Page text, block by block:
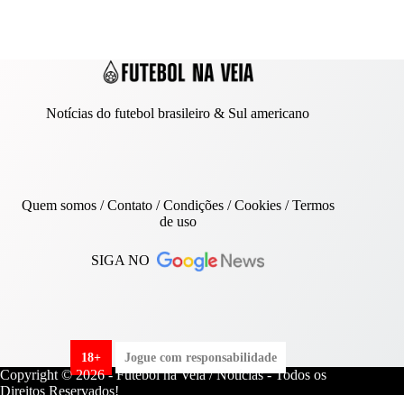
Notícias do futebol brasileiro & Sul americano
Quem somos/Contato/ Condições /Cookies/Termos
de uso
SIGA NO
18+ Jogue com responsabilidade
Copyright © 2026 - Futebol na Veia / Notícias - Todos os
Direitos Reservados!